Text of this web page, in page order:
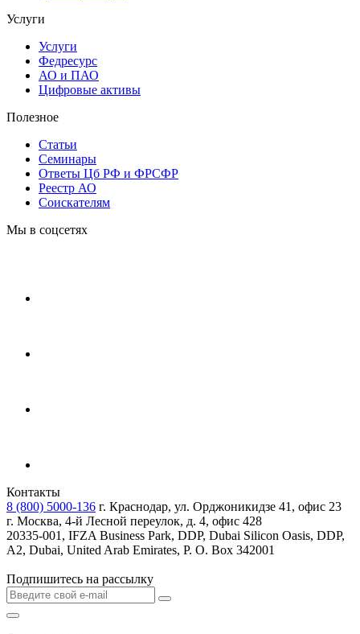
Услуги
Услуги
Федресурс
АО и ПАО
Цифровые активы
Полезное
Статьи
Cеминары
Ответы Цб РФ и ФРСФР
Реестр АО
Соискателям
Мы в соцсетях
Контакты
8 (800) 5000-136 г. Краснодар, ул. Орджоникидзе 41, офис 23
г. Москва, 4-й Лесной переулок, д. 4, офис 428
20335-001, IFZA Business Park, DDP, Dubai Silicon Oasis, DDP,
A2, Dubai, United Arab Emirates, P. O. Box 342001
Подпишитесь на рассылку